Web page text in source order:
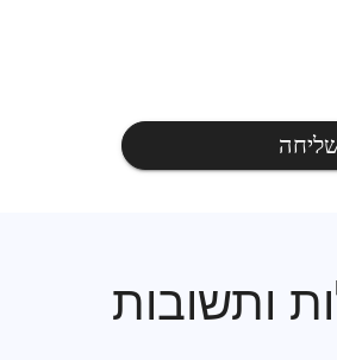
ותשובות